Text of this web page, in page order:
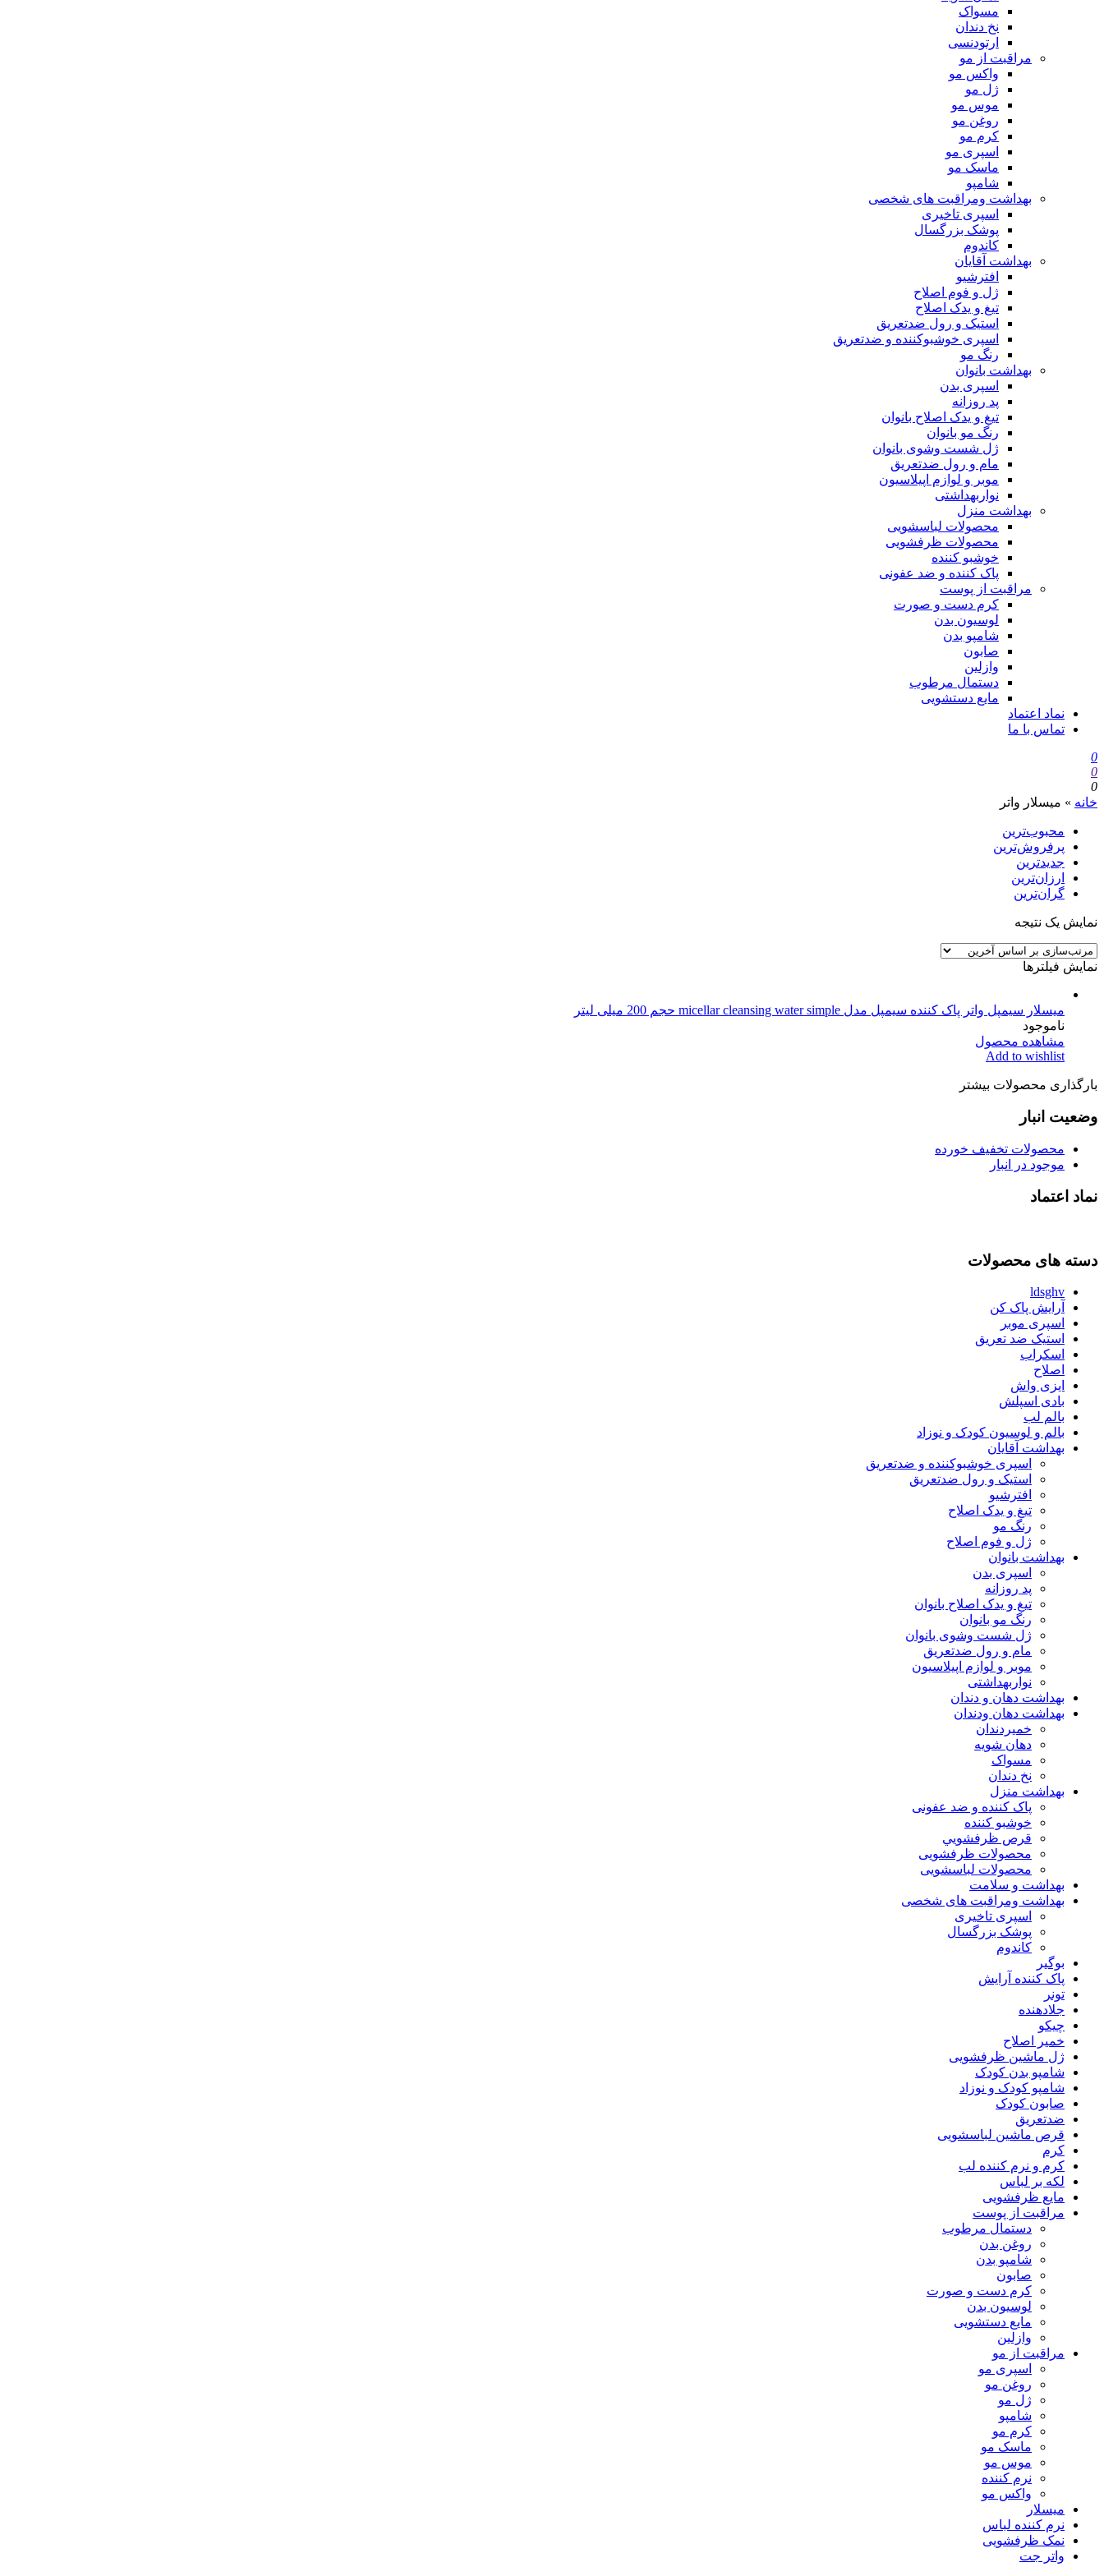
مسواک
نخ دندان
ارتودنسی
مراقبت از مو
واکس مو
ژل مو
موس مو
روغن مو
کرم مو
اسپری مو
ماسک مو
شامپو
بهداشت ومراقبت های شخصی
اسپری تاخیری
پوشک بزرگسال
کاندوم
بهداشت آقایان
افترشیو
ژل و فوم اصلاح
تیغ و یدک اصلاح
استیک و رول ضدتعریق
اسپری خوشبوکننده و ضدتعریق
رنگ مو
بهداشت بانوان
اسپری بدن
پد روزانه
تیغ و یدک اصلاح بانوان
رنگ مو بانوان
ژل شست وشوی بانوان
مام و رول ضدتعریق
موبر و لوازم اپیلاسیون
نواربهداشتی
بهداشت منزل
محصولات لباسشویی
محصولات ظرفشویی
خوشبو کننده
پاک کننده و ضد عفونی
مراقبت از پوست
کرم دست و صورت
لوسیون بدن
شامپو بدن
صابون
وازلین
دستمال مرطوب
مایع دستشویی
نماد اعتماد
تماس با ما
0
0
0
خانه » میسلار واتر
محبوب‌ترین
پرفروش‌ترین
جدیدترین
ارزان‌ترین
گران‌ترین
نمایش یک نتیجه
نمایش فیلترها
میسلار سیمپل واتر پاک کننده سیمپل مدل micellar cleansing water simple حجم 200 میلی لیتر
ناموجود
مشاهده محصول
Add to wishlist
بارگذاری محصولات بیشتر
وضعیت انبار
محصولات تخفیف خورده
موجود در انبار
نماد اعتماد
دسته های محصولات
ldsghv
آرایش پاک کن
اسپری موبر
استیک ضد تعریق
اسکراب
اصلاح
ایزی واش
بادی اسپلش
بالم لب
بالم و لوسیون کودک و نوزاد
بهداشت آقایان
اسپری خوشبوکننده و ضدتعریق
استیک و رول ضدتعریق
افترشیو
تیغ و یدک اصلاح
رنگ مو
ژل و فوم اصلاح
بهداشت بانوان
اسپری بدن
پد روزانه
تیغ و یدک اصلاح بانوان
رنگ مو بانوان
ژل شست وشوی بانوان
مام و رول ضدتعریق
موبر و لوازم اپیلاسیون
نواربهداشتی
بهداشت دهان و دندان
بهداشت دهان ودندان
خمیردندان
دهان شویه
مسواک
نخ دندان
بهداشت منزل
پاک کننده و ضد عفونی
خوشبو کننده
قرص ظرفشويي
محصولات ظرفشویی
محصولات لباسشویی
بهداشت و سلامت
بهداشت ومراقبت های شخصی
اسپری تاخیری
پوشک بزرگسال
کاندوم
بوگیر
پاک کننده آرایش
تونر
جلادهنده
چیکو
خمیر اصلاح
ژل ماشین ظرفشویی
شامپو بدن کودک
شامپو کودک و نوزاد
صابون کودک
ضدتعریق
قرص ماشین لباسشویی
کرم
کرم و نرم کننده لب
لکه بر لباس
مایع ظرفشویی
مراقبت از پوست
دستمال مرطوب
روغن بدن
شامپو بدن
صابون
کرم دست و صورت
لوسیون بدن
مایع دستشویی
وازلین
مراقبت از مو
اسپری مو
روغن مو
ژل مو
شامپو
کرم مو
ماسک مو
موس مو
نرم کننده
واکس مو
میسلار
نرم کننده لباس
نمک ظرفشویی
واتر جت